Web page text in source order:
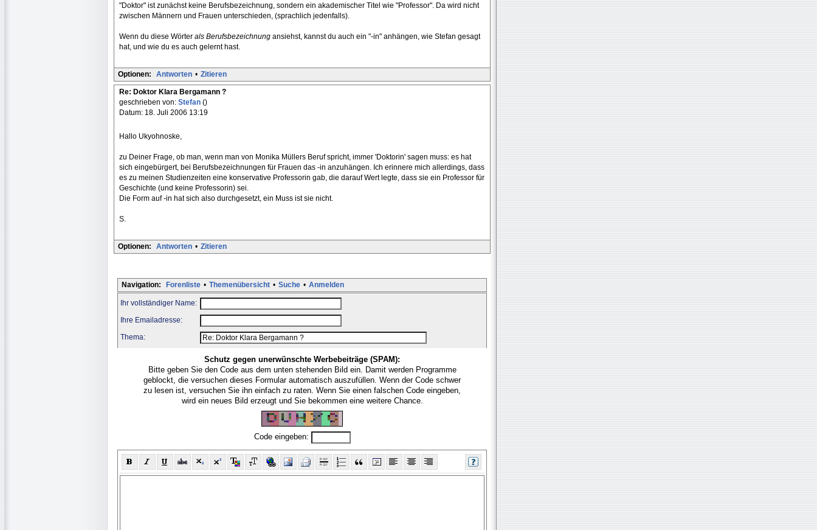
"Doktor" ist zunächst keine Berufsbezeichnung, sondern ein akademischer Titel wie "Professor". Da wird nicht
zwischen Männern und Frauen unterschieden, (sprachlich jedenfalls).
Wenn du diese Wörter als Berufsbezeichnung ansiehst, kannst du auch ein "-in" anhängen, wie Stefan gesagt
hat, und wie du es auch gelernt hast.
Optionen: Antworten • Zitieren
Re: Doktor Klara Bergamann ?
geschrieben von: Stefan ()
Datum: 18. Juli 2006 13:19
Hallo Ukyohnoske,
zu Deiner Frage, ob man, wenn man von Monika Müllers Beruf spricht, immer 'Doktorin' sagen muss: es hat
sich eingebürgert, bei Berufsbezeichnungen für Frauen das -in anzuhängen. Ich erinnere mich allerdings, dass
es zu meinen Studienzeiten eine konservative Professorin gab, die darauf Wert legte, dass sie ein Professor für
Geschichte (und keine Professorin) sei.
Die Form auf -in hat sich also durchgesetzt, ein Muss ist sie nicht.
S.
Optionen: Antworten • Zitieren
Navigation: Forenliste • Themenübersicht • Suche • Anmelden
Ihr vollständiger Name:
Ihre Emailadresse:
Thema:
Schutz gegen unerwünschte Werbebeiträge (SPAM):
Bitte geben Sie den Code aus dem unten stehenden Bild ein. Damit werden Programme
geblockt, die versuchen dieses Formular automatisch auszufüllen. Wenn der Code schwer
zu lesen ist, versuchen Sie ihn einfach zu raten. Wenn Sie einen falschen Code eingeben,
wird ein neues Bild erzeugt und Sie bekommen eine weitere Chance.
Code eingeben: